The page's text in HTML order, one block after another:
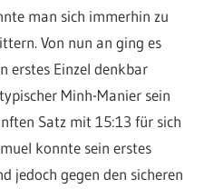
man sich immerhin zu
Von nun an ging es
erstes Einzel denkbar
Minh-Manier sein
Satz mit 15:13 für sich
konnte sein erstes
jedoch gegen den sicheren